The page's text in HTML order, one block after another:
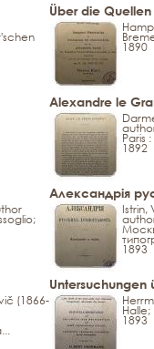
Über die
1890
Alexandre le
Paris
1892
Александрія
Istrin,
1893
(1866-
Untersuchungen
Halle;
1893